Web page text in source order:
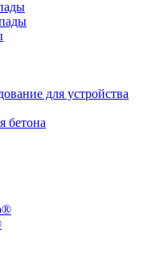
для устройства
бетона